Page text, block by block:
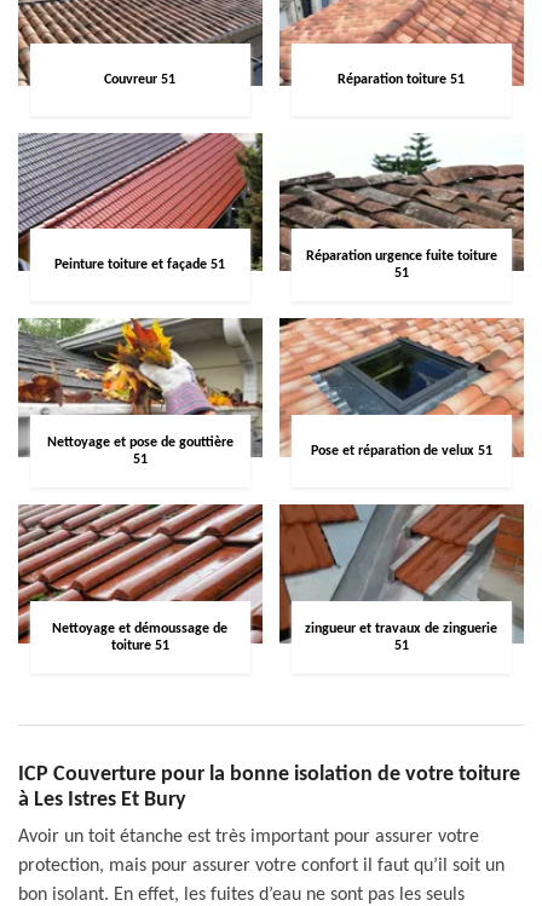
Couvreur 51 Réparation toiture 51
Peinture toiture et façade 51
Réparation urgence fuite toiture
51
Nettoyage et pose de gouttière
51
Pose et réparation de velux 51
Nettoyage et démoussage de
toiture 51
zingueur et travaux de zinguerie
51
ICP Couverture pour la bonne isolation de votre toiture
à Les Istres Et Bury
Avoir un toit étanche est très important pour assurer votre
protection, mais pour assurer votre confort il faut qu’il soit un
bon isolant. En effet, les fuites d’eau ne sont pas les seuls